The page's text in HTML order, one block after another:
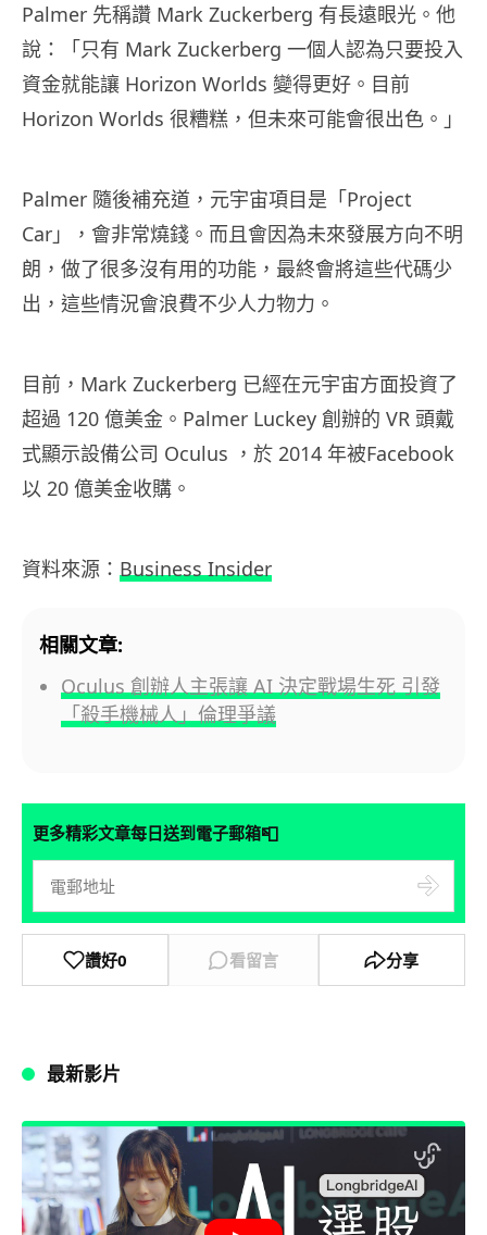
Palmer 先稱讚 Mark Zuckerberg 有長遠眼光。他
說：「只有 Mark Zuckerberg 一個人認為只要投入
資金就能讓 Horizon Worlds 變得更好。目前
Horizon Worlds 很糟糕，但未來可能會很出色。」
Palmer 隨後補充道，元宇宙項目是「Project
Car」，會非常燒錢。而且會因為未來發展方向不明
朗，做了很多沒有用的功能，最終會將這些代碼少
出，這些情況會浪費不少人力物力。
目前，Mark Zuckerberg 已經在元宇宙方面投資了
超過 120 億美金。Palmer Luckey 創辦的 VR 頭戴
式顯示設備公司 Oculus ，於 2014 年被Facebook
以 20 億美金收購。
資料來源： Business Insider
相關文章:
Oculus 創辦人主張讓 AI 決定戰場生死 引發
「殺手機械人」倫理爭議
更多精彩文章每日送到電子郵箱📮
讚好0 看留言 分享
最新影片